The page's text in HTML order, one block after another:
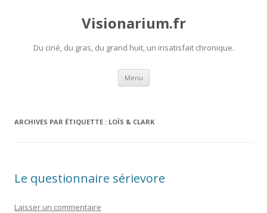
Visionarium.fr
Du ciné, du gras, du grand huit, un insatisfait chronique.
Menu Aller
contenu
ARCHIVES PAR ÉTIQUETTE : LOÏS & CLARK
Le questionnaire sérievore
Laisser un commentaire